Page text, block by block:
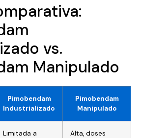
vs.
Manipulado
Pimobendam
Industrializado
Pimobendam
Manipulado
Limitada a
Alta, doses